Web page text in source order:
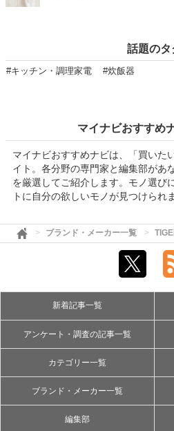
話題のタ
#キッチン・調理家電 #炊飯器
マイナビおすすめ
マイナビおすすめナビは、「買いた
イト。各分野の専門家と編集部があ
を厳選してご紹介します。モノ選び
トに自分の欲しいモノが見つけられ
ブランド・メーカー一覧
新着記事一覧
アンケート・調査の記事一覧
カテゴリー一覧
ブランド・メーカー一覧
編集部